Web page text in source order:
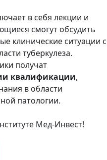
в себя лекции и
смогут обсудить
клинические ситуации с
туберкулеза.
получат
квалификации,
в области
патологии.
Мед-Инвест!